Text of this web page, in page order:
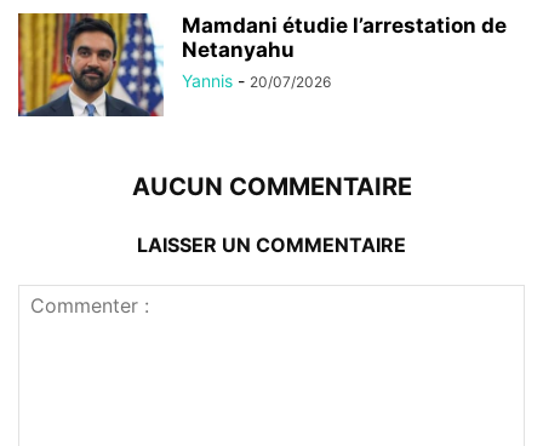
Mamdani étudie l’arrestation de
Netanyahu
Yannis - 20/07/2026
AUCUN COMMENTAIRE
LAISSER UN COMMENTAIRE